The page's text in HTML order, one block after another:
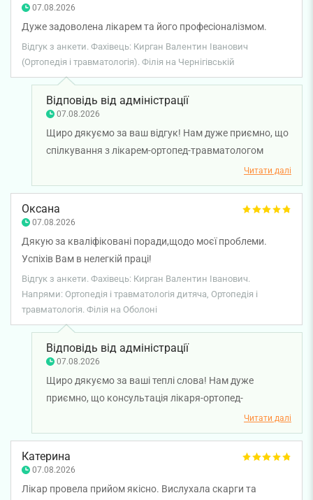
здоров’я!
07.08.2026
Дуже задоволена лікарем та його професіоналізмом.
Відгук з анкети. Фахівець: Кирган Валентин Іванович
(Ортопедія і травматологія). Філія на Чернігівській
Відповідь від адміністрації
07.08.2026
Щиро дякуємо за ваш відгук! Нам дуже приємно, що
спілкування з лікарем-ортопед-травматологом
Валентином Кирганом залишило позитивні
враження, а його професійний підхід викликав вашу
Читати далі
Оксана
07.08.2026
Дякую за кваліфіковані поради,щодо моєї проблеми.
Успіхів Вам в нелегкій праці!
Відгук з анкети. Фахівець: Кирган Валентин Іванович.
Напрями: Ортопедія і травматологія дитяча, Ортопедія і
травматологія. Філія на Оболоні
Відповідь від адміністрації
07.08.2026
Щиро дякуємо за ваші теплі слова! Нам дуже
приємно, що консультація лікаря-ортопед-
травматолога Киргана Валентина була для вас
корисною, а рекомендації лікаря допомогли краще
розібратися з вашою проблемою. Дякуємо за
побажання та бажаємо вам міцного здоров’я!
Читати далі
Катерина
07.08.2026
Лікар провела прийом якісно. Вислухала скарги та